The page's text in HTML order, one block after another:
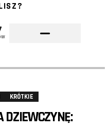
KRÓTKIE
DZIEWCZYNĘ: